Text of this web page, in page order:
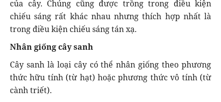
của cây. Chúng cũng được trồng trong điều kiện
chiếu sáng rất khác nhau nhưng thích hợp nhất là
trong điều kiện chiếu sáng tán xạ.
Nhân giống cây sanh
Cây sanh là loại cây có thể nhân giống theo phương
thức hữu tính (từ hạt) hoặc phương thức vô tính (từ
cành triết).